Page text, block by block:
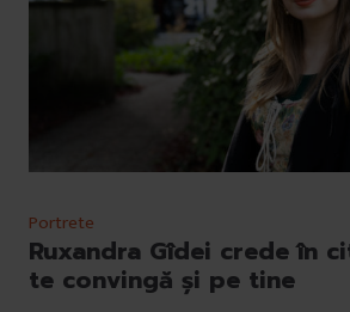
Portrete
Ruxandra Gîdei crede în
te convingă și pe tine